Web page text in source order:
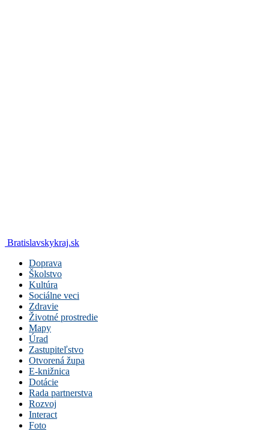
Bratislavskykraj.sk
Doprava
Školstvo
Kultúra
Sociálne veci
Zdravie
Životné prostredie
Mapy
Úrad
Zastupiteľstvo
Otvorená župa
E-knižnica
Dotácie
Rada partnerstva
Rozvoj
Interact
Foto